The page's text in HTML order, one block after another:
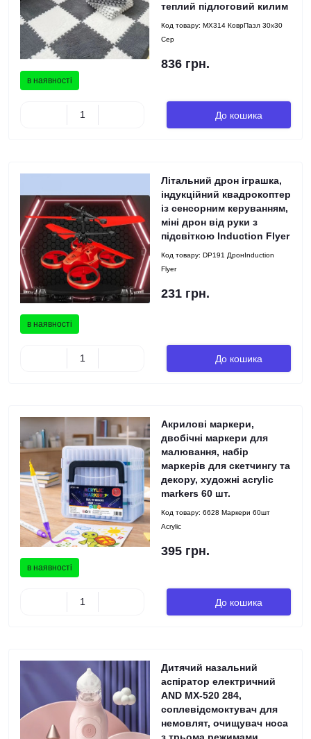
в наявності
теплий підлоговий килим
Код товару: MX314 КоврПазл 30x30
Сер
836 грн.
До кошика
в наявності
Літальний дрон іграшка,
індукційний квадрокоптер
із сенсорним керуванням,
міні дрон від руки з
підсвіткою Induction Flyer
Код товару: DP191 ДронInduction
Flyer
231 грн.
До кошика
в наявності
Акрилові маркери,
двобічні маркери для
малювання, набір
маркерів для скетчингу та
декору, художні acrylic
markers 60 шт.
Код товару: 6628 Маркери 60шт
Acrylic
395 грн.
До кошика
Дитячий назальний
аспіратор електричний
AND MX-520 284,
соплевідсмоктувач для
немовлят, очищувач носа